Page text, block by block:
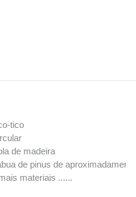
tico
de madeira
de pinus de
materiais ......